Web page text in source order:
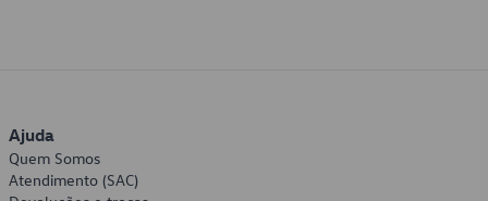
Ajuda
Quem Somos
Atendimento (SAC)